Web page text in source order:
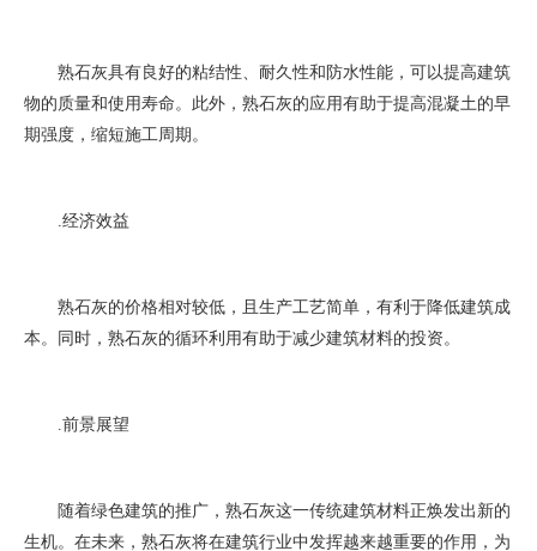
熟石灰具有良好的粘结性、耐久性和防水性能，可以提高建筑
物的质量和使用寿命。此外，熟石灰的应用有助于提高混凝土的早
期强度，缩短施工周期。
3. 经济效益
熟石灰的价格相对较低，且生产工艺简单，有利于降低建筑成
本。同时，熟石灰的循环利用有助于减少建筑材料的投资。
4. 前景展望
随着绿色建筑的推广，熟石灰这一传统建筑材料正焕发出新的
生机。在未来，熟石灰将在建筑行业中发挥越来越重要的作用，为